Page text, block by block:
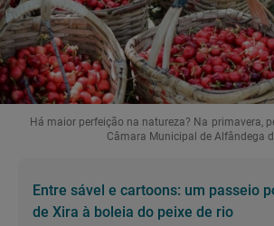
Há maior perfeição na natureza? Na primavera,
Câmara Municipal de Alfândega
Entre sável e cartoons: um passeio
de Xira à boleia do peixe de rio